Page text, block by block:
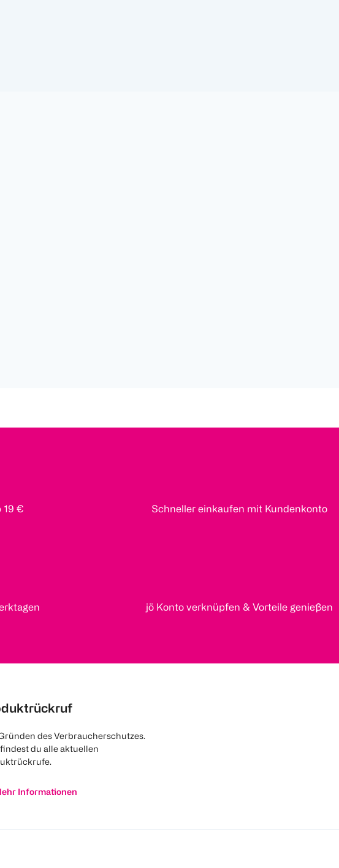
19 € Schneller einkaufen mit Kundenkonto
jö Konto verknüpfen & Vorteile genießen
des Verbraucherschutzes.
du alle aktuellen
Informationen